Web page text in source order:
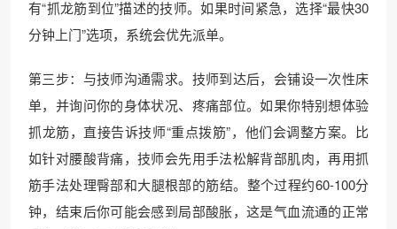
有“抓龙筋到位”描述的技师。如果时间紧急，选择“最快30
分钟上门”选项，系统会优先派单。
第三步：与技师沟通需求。技师到达后，会铺设一次性床
单，并询问你的身体状况、疼痛部位。如果你特别想体验
抓龙筋，直接告诉技师“重点拨筋”，他们会调整方案。比
如针对腰酸背痛，技师会先用手法松解背部肌肉，再用抓
筋手法处理臀部和大腿根部的筋结。整个过程约60-100分
钟，结束后你可能会感到局部酸胀，这是气血流通的正常